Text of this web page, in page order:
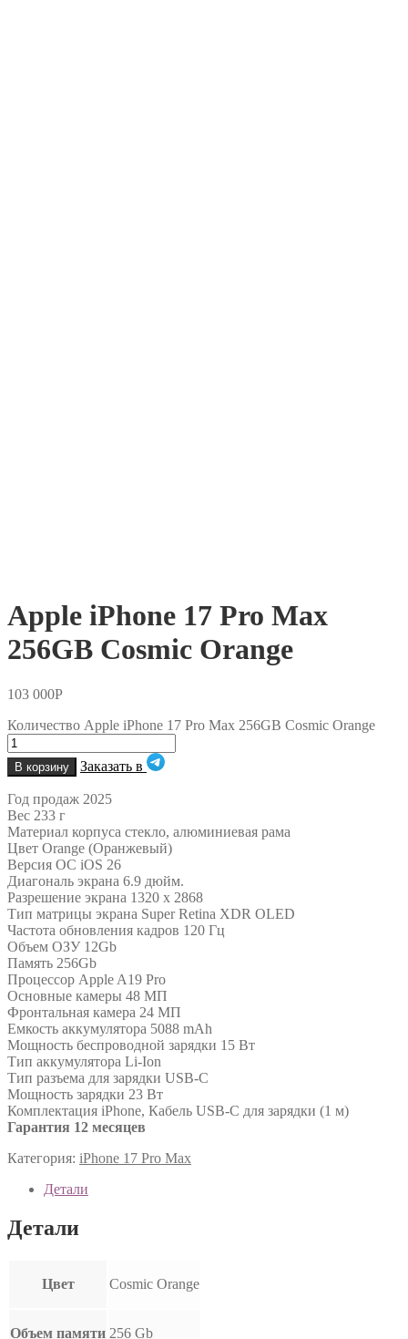
Apple iPhone 17 Pro Max
256GB Cosmic Orange
103 000Р
Количество Apple iPhone 17 Pro Max 256GB Cosmic Orange
В корзину Заказать в
Год продаж 2025
Вес 233 г
Материал корпуса стекло, алюминиевая рама
Цвет Orange (Оранжевый)
Версия ОС iOS 26
Диагональ экрана 6.9 дюйм.
Разрешение экрана 1320 x 2868
Тип матрицы экрана Super Retina XDR OLED
Частота обновления кадров 120 Гц
Объем ОЗУ 12Gb
Память 256Gb
Процессор Apple A19 Pro
Основные камеры 48 МП
Фронтальная камера 24 МП
Емкость аккумулятора 5088 mAh
Мощность беспроводной зарядки 15 Вт
Тип аккумулятора Li-Ion
Тип разъема для зарядки USB-C
Мощность зарядки 23 Вт
Комплектация iPhone, Кабель USB-C для зарядки (1 м)
Гарантия 12 месяцев
Категория: iPhone 17 Pro Max
Детали
Детали
Цвет Cosmic Orange
Объем памяти 256 Gb